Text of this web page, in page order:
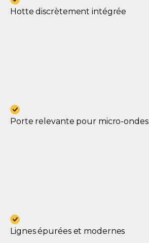
Hotte discrètement intégrée
Porte relevante pour micro-ondes
Lignes épurées et modernes